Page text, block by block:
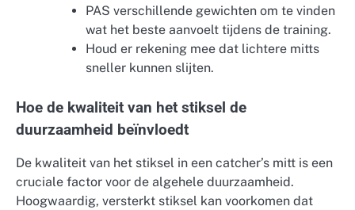
PAS verschillende gewichten om te vinden
wat het beste aanvoelt tijdens de training.
Houd er rekening mee dat lichtere mitts
sneller kunnen slijten.
Hoe de kwaliteit van het stiksel de
duurzaamheid beïnvloedt
De kwaliteit van het stiksel in een catcher’s mitt is een
cruciale factor voor de algehele duurzaamheid.
Hoogwaardig, versterkt stiksel kan voorkomen dat